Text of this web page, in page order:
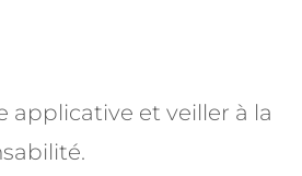
applicative et veiller à la